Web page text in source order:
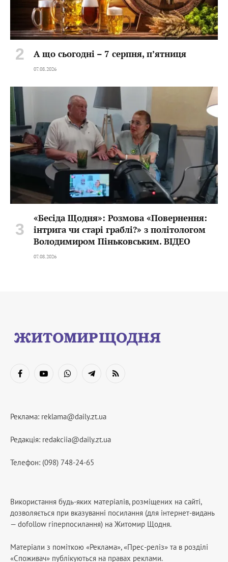
А що сьогодні – 7 серпня, пʼятниця
07.08.2026
«Бесіда Щодня»: Розмова «Повернення:
інтрига чи старі граблі?» з політологом
Володимиром Піньковським. ВІДЕО
07.08.2026
FacebookYouTubeWhatsAppTelegramRSS
Реклама: reklama@daily.zt.ua
Редакція: redakciia@daily.zt.ua
Телефон: (098) 748-24-65
Використання будь-яких матеріалів, розміщених на сайті,
дозволяється при вказуванні посилання (для інтернет-видань
— dofollow гіперпосилання) на Житомир Щодня.
Матеріали з поміткою «Реклама», «Прес-реліз» та в розділі
«Споживач» публікуються на правах реклами.